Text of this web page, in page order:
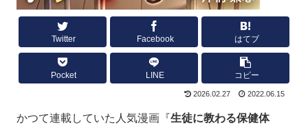
Twitter Facebook はてブ
Pocket LINE コピー
2026.02.27 2022.06.15
かつて連載していた人気漫画『生徒に教わる保健体